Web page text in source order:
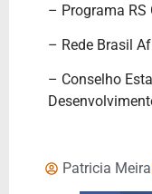
– Programa RS
– Rede Brasil
– Conselho
Patricia Meira